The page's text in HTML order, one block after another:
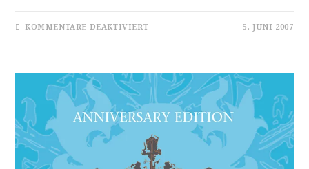
KOMMENTARE DEAKTIVIERTFÜR 5. JUNI 2007